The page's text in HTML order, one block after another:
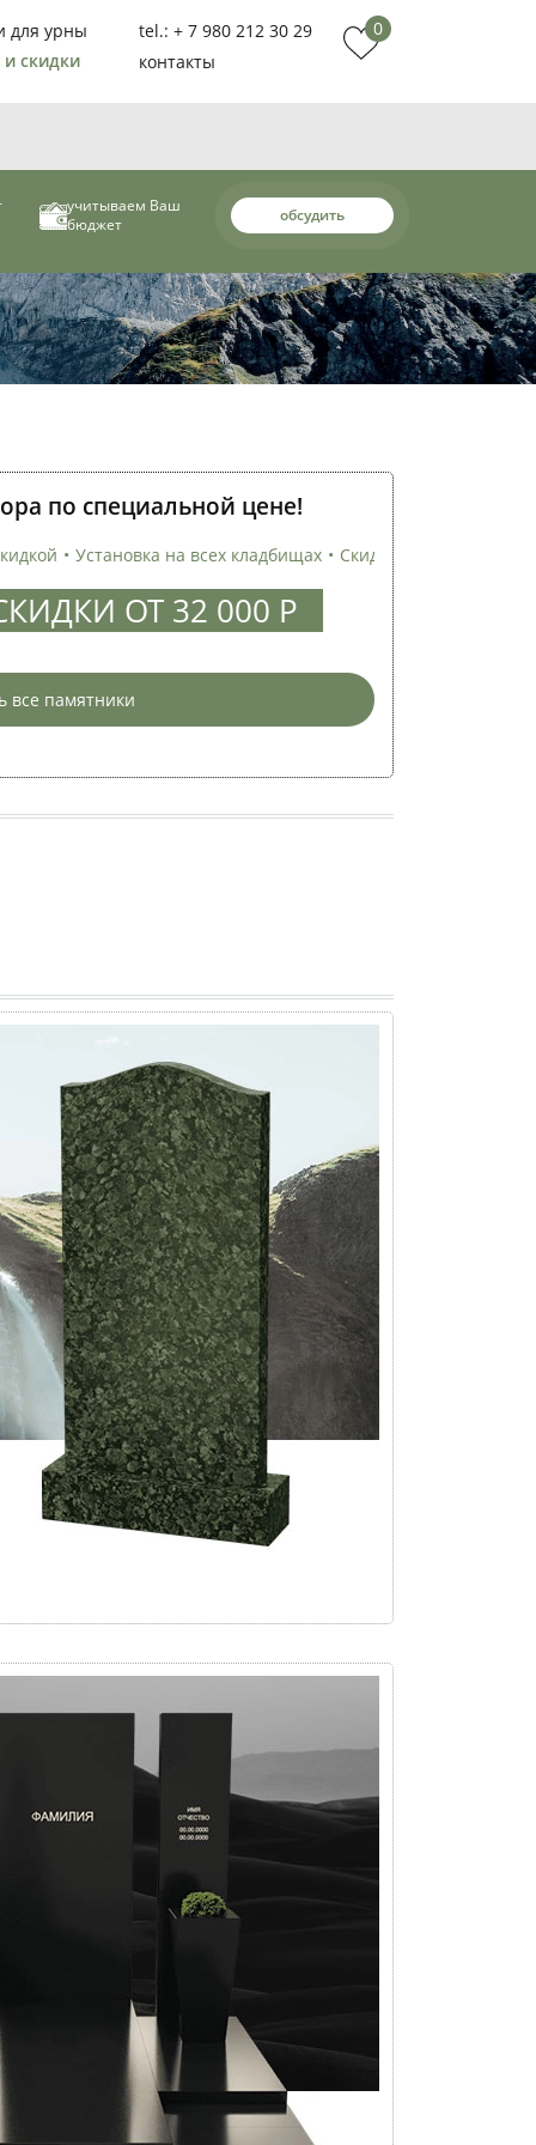
для урны
скидки
tel.: + 7 980 212 30 29
контакты
0
учитываем Ваш
бюджет
обсудить
по специальной цене!
всех кладбищах • Скидка на гранит и мрамор •
ОТ 32 000 Р
все памятники